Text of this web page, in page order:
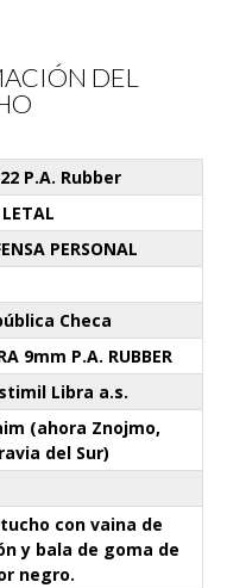
DEL
P.A. Rubber
PERSONAL
Checa
9mm P.A. RUBBER
Libra a.s.
(ahora Znojmo,
del Sur)
con vaina de
y bala de goma de
negro.